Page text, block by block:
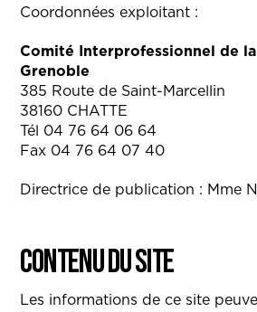
Coordonnées exploitant :
Comité Interprofessionnel de
Grenoble
385 Route de Saint-Marcellin
38160 CHATTE
Tél 04 76 64 06 64
Fax 04 76 64 07 40
Directrice de publication : Mme
Contenu du site
Les informations de ce site